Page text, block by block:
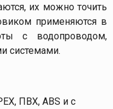
их можно точить
применяются в
с водопроводом,
системами.
ПВХ, ABS и с